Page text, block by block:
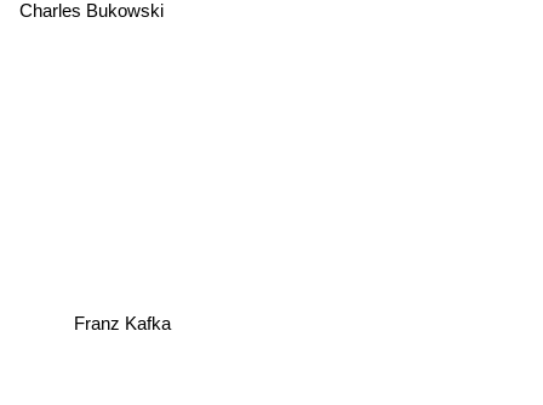
Charles Bukowski
Franz Kafka